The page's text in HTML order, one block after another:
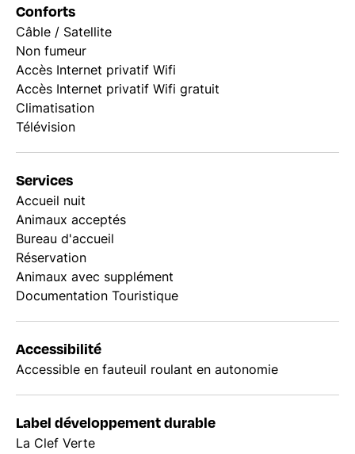
Conforts
Câble / Satellite
Non fumeur
Accès Internet privatif Wifi
Accès Internet privatif Wifi gratuit
Climatisation
Télévision
Services
Accueil nuit
Animaux acceptés
Bureau d'accueil
Réservation
Animaux avec supplément
Documentation Touristique
Accessibilité
Accessible en fauteuil roulant en autonomie
Label développement durable
La Clef Verte